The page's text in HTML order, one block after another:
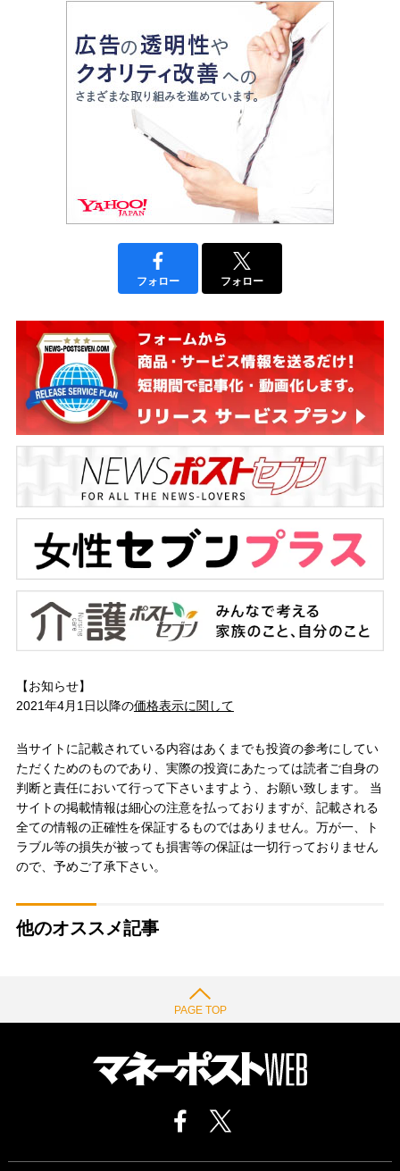
フォロー フォロー
【お知らせ】
2021年4月1日以降の価格表示に関して
当サイトに記載されている内容はあくまでも投資の参考にしてい
ただくためのものであり、実際の投資にあたっては読者ご自身の
判断と責任において行って下さいますよう、お願い致します。 当
サイトの掲載情報は細心の注意を払っておりますが、記載される
全ての情報の正確性を保証するものではありません。万が一、ト
ラブル等の損失が被っても損害等の保証は一切行っておりません
ので、予めご了承下さい。
他のオススメ記事
PAGE TOP